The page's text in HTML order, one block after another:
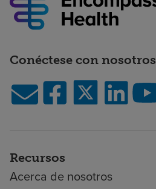
Conéctese con nosotros
Recursos
Acerca de nosotros